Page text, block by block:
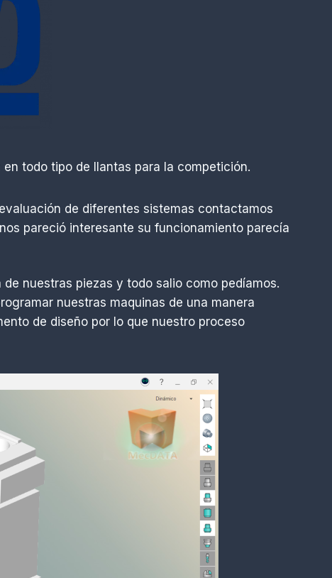
todo tipo de llantas para la competición.
de diferentes sistemas contactamos
pareció interesante su funcionamiento parecía
nuestras piezas y todo salio como pedíamos.
nuestras maquinas de una manera
de diseño por lo que nuestro proceso